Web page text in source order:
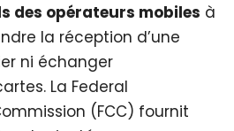
des opérateurs mobiles à
la réception d’une
ni échanger
La Federal
(FCC) fournit